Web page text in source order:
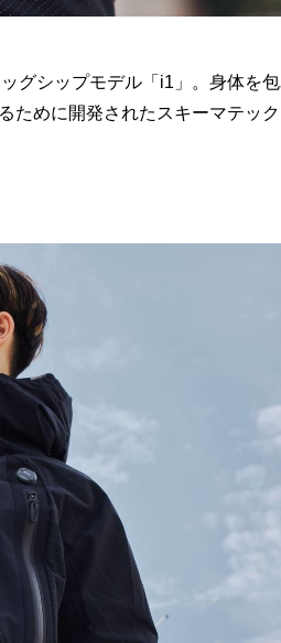
グシップモデル「i1」。身体を
ために開発されたスキーマテッ